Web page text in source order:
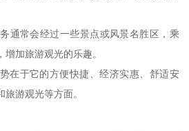
通常会经过一些景点或风景名胜区，乘
加旅游观光的乐趣。
在于它的方便快捷、经济实惠、舒适安
游观光等方面。